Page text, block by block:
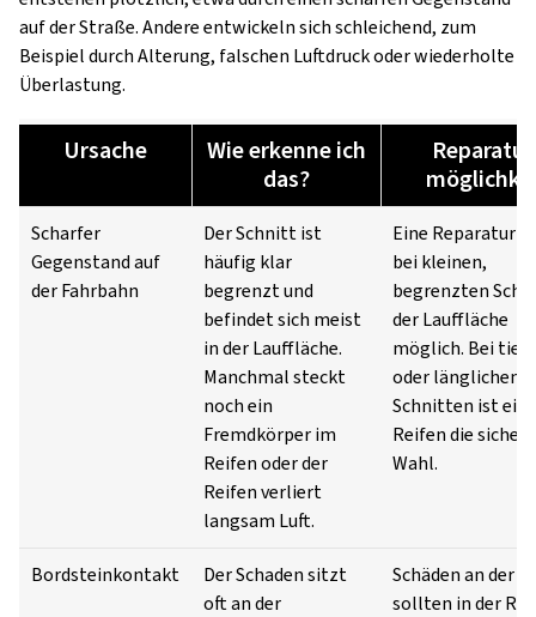
auf der Straße. Andere entwickeln sich schleichend, zum
Beispiel durch Alterung, falschen Luftdruck oder wiederholte
Überlastung.
Ursache
Wie erkenne ich
das?
Scharfer
Gegenstand auf
der Fahrbahn
Der Schnitt ist
häufig klar
begrenzt und
befindet sich meist
in der Lauffläche.
Manchmal steckt
noch ein
Fremdkörper im
Reifen oder der
Reifen verliert
langsam Luft.
Eine Reparatur
bei kleinen,
begrenzten
der Lauffläche
möglich. Bei
oder länglichen
Schnitten ist ein
Reifen die sichere
Wahl.
Bordsteinkontakt
Der Schaden sitzt
oft an der
Schäden an der
sollten in der